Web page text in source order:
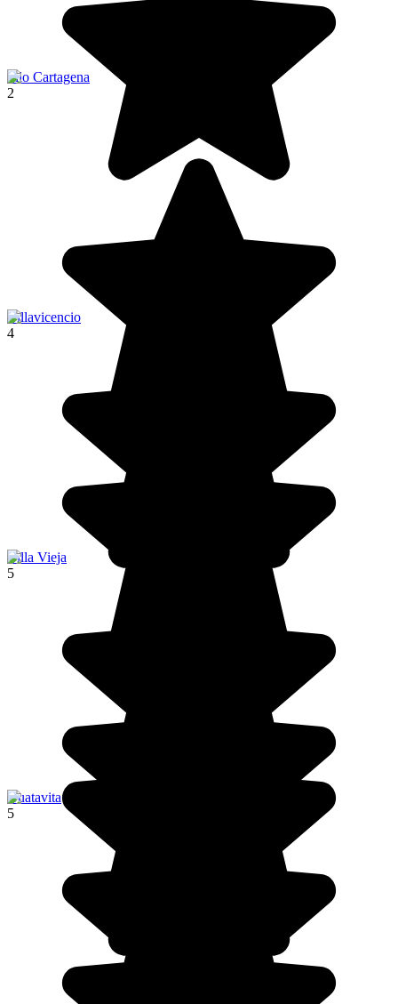
Filo Cartagena
2
Villavicencio
4
Villa Vieja
5
Guatavita
5